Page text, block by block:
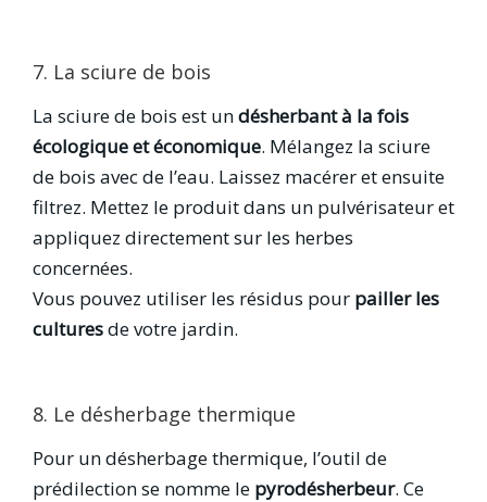
7. La sciure de bois
La sciure de bois est undésherbant à la fois
écologique et économique. Mélangez la sciure
de bois avec de l’eau. Laissez macérer et ensuite
filtrez. Mettez le produit dans un pulvérisateur et
appliquez directement sur les herbes
concernées.
Vous pouvez utiliser les résidus pour pailler les
culturesde votre jardin.
8. Le désherbage thermique
Pour un désherbage thermique, l’outil de
prédilection se nomme le pyrodésherbeur. Ce